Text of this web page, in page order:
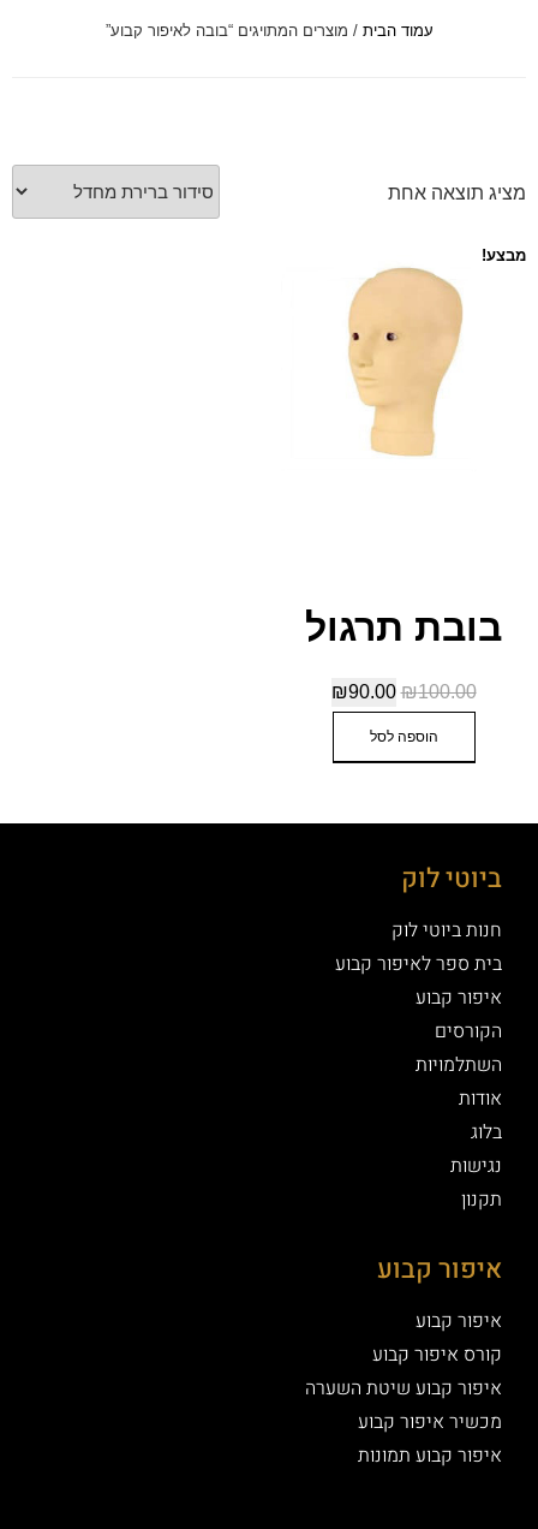
סמן קישורים
עמוד הבית / מוצרים המתויגים “בובה לאיפור קבוע”
מציג תוצאה אחת
מבצע!
בובת תרגול
₪100.00
₪90.00
הוספה לסל
ביוטי לוק
חנות ביוטי לוק
בית ספר לאיפור קבוע
איפור קבוע
הקורסים
השתלמויות
אודות
בלוג
נגישות
תקנון
איפור קבוע
איפור קבוע
קורס איפור קבוע
איפור קבוע שיטת השערה
מכשיר איפור קבוע
איפור קבוע תמונות